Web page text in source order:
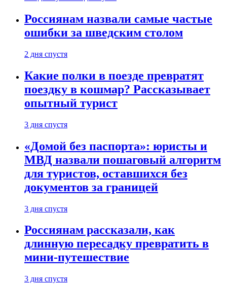
Россиянам назвали самые частые
ошибки за шведским столом
2 дня спустя
Какие полки в поезде превратят
поездку в кошмар? Рассказывает
опытный турист
3 дня спустя
«Домой без паспорта»: юристы и
МВД назвали пошаговый алгоритм
для туристов, оставшихся без
документов за границей
3 дня спустя
Россиянам рассказали, как
длинную пересадку превратить в
мини-путешествие
3 дня спустя